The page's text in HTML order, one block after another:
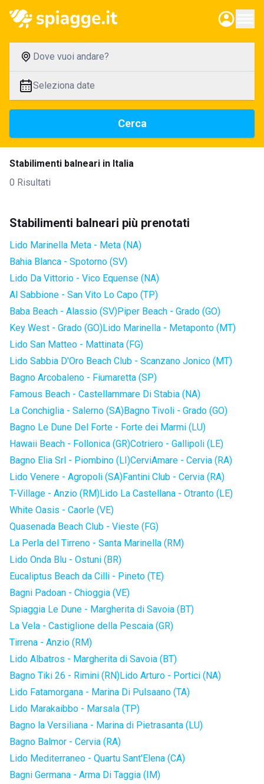
Dove vuoi andare?
Seleziona date
Cerca
Stabilimenti balneari in Italia
0 Risultati
Stabilimenti balneari più prenotati
Lido Marinella Meta - Meta (NA)
Bahia Blanca - Spotorno (SV)
Lido Da Vittorio - Vico Equense (NA)
Al Sabbione - San Vito Lo Capo (TP)
Baba Beach - Alassio (SV)Piper Beach - Grado (GO)
Key West - Grado (GO)Lido Marinella - Metaponto (MT)
Lido San Matteo - Mattinata (FG)
Lido Sabbia D'Oro Beach Club - Scanzano Jonico (MT)
Bagno Arcobaleno - Fiumaretta (SP)
Famous Beach - Castellammare Di Stabia (NA)
La Conchiglia - Salerno (SA)Bagno Tivoli - Grado (GO)
Bagno Le Dune Del Forte - Forte dei Marmi (LU)
Hawaii Beach - Follonica (GR)Cotriero - Gallipoli (LE)
Bagno Elia Srl - Piombino (LI)CerviAmare - Cervia (RA)
Lido Venere - Agropoli (SA)Fantini Club - Cervia (RA)
T-Village - Anzio (RM)Lido La Castellana - Otranto (LE)
White Oasis - Caorle (VE)
Quasenada Beach Club - Vieste (FG)
La Perla del Tirreno - Santa Marinella (RM)
Lido Onda Blu - Ostuni (BR)
Eucaliptus Beach da Cilli - Pineto (TE)
Bagni Padoan - Chioggia (VE)
Spiaggia Le Dune - Margherita di Savoia (BT)
La Vela - Castiglione della Pescaia (GR)
Tirrena - Anzio (RM)
Lido Albatros - Margherita di Savoia (BT)
Bagno Tiki 26 - Rimini (RN)Lido Arturo - Portici (NA)
Lido Fatamorgana - Marina Di Pulsaano (TA)
Lido Marakaibbo - Marsala (TP)
Bagno la Versiliana - Marina di Pietrasanta (LU)
Bagno Balmor - Cervia (RA)
Lido Mediterraneo - Quartu Sant'Elena (CA)
Bagni Germana - Arma Di Taggia (IM)